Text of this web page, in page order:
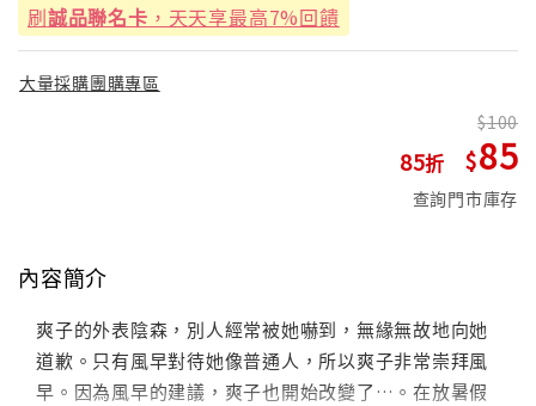
刷誠品聯名卡 ，天天享最高7%回饋
大量採購團購專區
85
100
85
查詢門市庫存
內容簡介
爽子的外表陰森，別人經常被她嚇到，無緣無故地向她
道歉。只有風早對待她像普通人，所以爽子非常崇拜風
早。因為風早的建議，爽子也開始改變了…。在放暑假